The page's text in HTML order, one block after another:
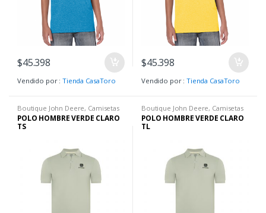
$45.398
Vendido por :Tienda CasaToro
$45.398
Vendido por :Tienda CasaToro
Boutique John Deere, Camisetas
H,Hombre,Ropa H
POLO HOMBRE VERDE CLARO
TS
Boutique John Deere, Camisetas
H,Camisetas H,Hombre,Ropa H
POLO HOMBRE VERDE CLARO
TL